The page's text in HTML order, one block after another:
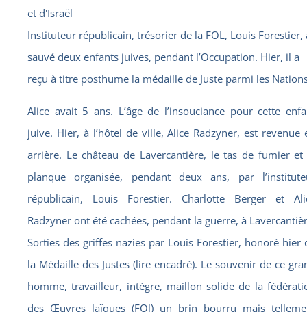
et d'Israël
Instituteur républicain, trésorier de la FOL, Louis Forestier,
sauvé deux enfants juives, pendant l’Occupation. Hier, il a
reçu à titre posthume la médaille de Juste parmi les
Alice avait 5 ans. L’âge de l’insouciance pour cette
juive. Hier, à l’hôtel de ville, Alice Radzyner, est revenue
arrière. Le château de Lavercantière, le tas de fumier et
planque organisée, pendant deux ans, par
républicain, Louis Forestier. Charlotte Berger et
Radzyner ont été cachées, pendant la guerre, à
Sorties des griffes nazies par Louis Forestier, honoré hier
la Médaille des Justes (lire encadré). Le souvenir de ce
homme, travailleur, intègre, maillon solide de la
des Œuvres laïques (FOl) un brin bourru mais